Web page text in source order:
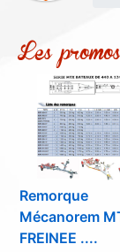
Les
Remorque
Mécanorem
FREINEE ....